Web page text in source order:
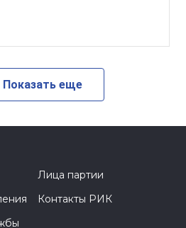
Показать еще
Лица партии
Контакты РИК